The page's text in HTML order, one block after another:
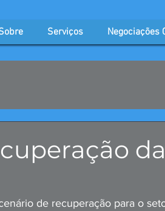
Serviços Negociações
da
de recuperação para o